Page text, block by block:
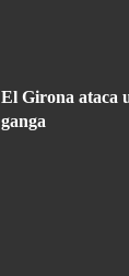
El Girona ataca
ganga